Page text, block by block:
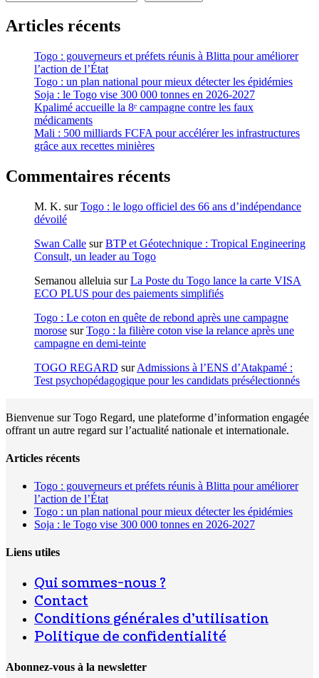
Articles récents
Togo : gouverneurs et préfets réunis à Blitta pour améliorer
l’action de l’État
Togo : un plan national pour mieux détecter les épidémies
Soja : le Togo vise 300 000 tonnes en 2026-2027
Kpalimé accueille la 8ᵉ campagne contre les faux
médicaments
Mali : 500 milliards FCFA pour accélérer les infrastructures
grâce aux recettes minières
Commentaires récents
M. K. surTogo : le logo officiel des 66 ans d’indépendance
dévoilé
Swan Calle surBTP et Géotechnique : Tropical Engineering
Consult, un leader au Togo
Semanou alleluia surLa Poste du Togo lance la carte VISA
ECO PLUS pour des paiements simplifiés
Togo : Le coton en quête de rebond après une campagne
morose surTogo : la filière coton vise la relance après une
campagne en demi-teinte
TOGO REGARD surAdmissions à l’ENS d’Atakpamé :
Test psychopédagogique pour les candidats présélectionnés
Bienvenue sur Togo Regard, une plateforme d’information engagée
offrant un autre regard sur l’actualité nationale et internationale.
Articles récents
Togo : gouverneurs et préfets réunis à Blitta pour améliorer
l’action de l’État
Togo : un plan national pour mieux détecter les épidémies
Soja : le Togo vise 300 000 tonnes en 2026-2027
Liens utiles
Qui sommes-nous ?
Contact
Conditions générales d’utilisation
Politique de confidentialité
Abonnez-vous à la newsletter